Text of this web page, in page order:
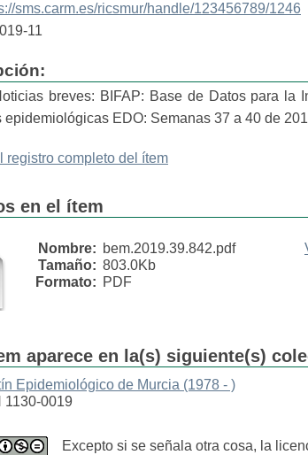
sms.carm.es/ricsmur/handle/123456789/1246
11
breves: BIFAP: Base de Datos para la
epidemiológicas EDO: Semanas 37 a 40 de
registro completo del ítem
en el ítem
Nombre: bem.2019.39.842.pdf
Tamaño: 803.0Kb
Formato: PDF
aparece en la(s) siguiente(s)
Epidemiológico de Murcia (1978 - )
1130-0019
Excepto si se señala otra cosa, la